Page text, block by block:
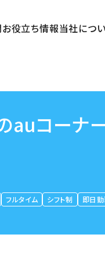
お役立ち情報当社につ
auコーナ
フルタイム シフト制 即日